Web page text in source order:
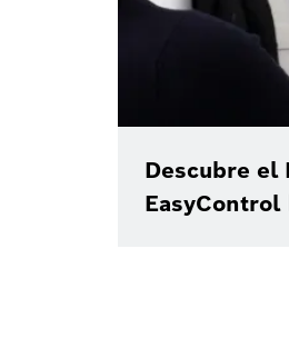
Descubre el
EasyControl